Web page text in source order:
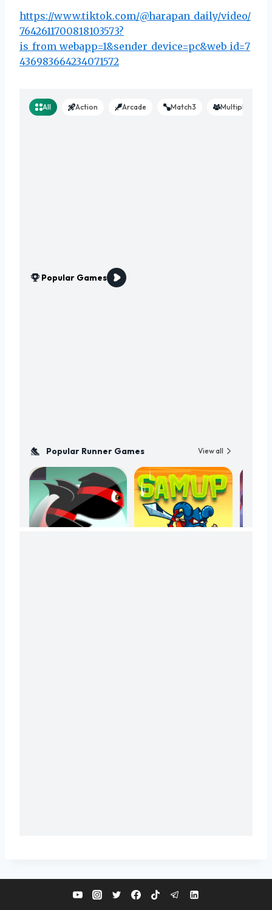
https://www.tiktok.com/@harapan_daily/video/
7642611700818103573?
is_from_webapp=1&sender_device=pc&web_id=7
436983664234071572